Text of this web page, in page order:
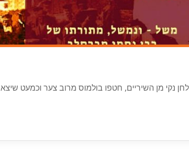
נקי מן השיריים, חטפו בולמוס מרוב צער וכמעט שיצא